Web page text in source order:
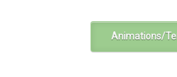
Animations/